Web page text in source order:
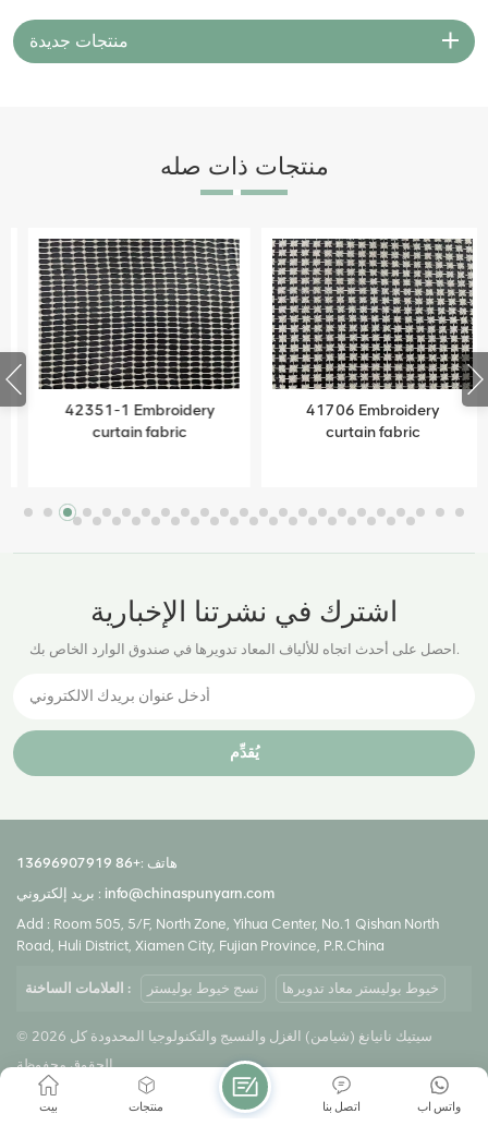
منتجات جديدة
منتجات ذات صله
42351-1 Embroidery
curtain fabric
41706 Embroidery
curtain fabric
اشترك في نشرتنا الإخبارية
احصل على أحدث اتجاه للألياف المعاد تدويرها في صندوق الوارد الخاص بك.
يُقدِّم
هاتف :+86 13696907919
بريد إلكتروني : info@chinaspunyarn.com
Add : Room 505, 5/F, North Zone, Yihua Center, No.1 Qishan North
Road, Huli District, Xiamen City, Fujian Province, P.R.China
العلامات الساخنة : نسج خيوط بوليستر خيوط بوليستر معاد تدويرها
© 2026 سيتيك نانيانغ (شيامن) الغزل والنسيج والتكنولوجيا المحدودة كل
الحقوق محفوظة.
خريطة الموقع
Xml | سياسة الخصوصية | شبكة IPv6 مدعومة
بيت منتجات واتس اب اتصل بنا